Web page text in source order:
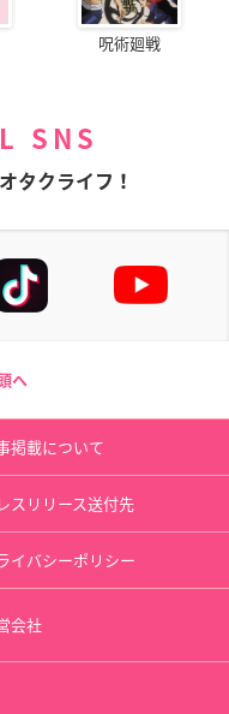
呪術廻戦
SNS
タクライフ！
へ
掲載について
スリリース送付先
イバシーポリシー
会社